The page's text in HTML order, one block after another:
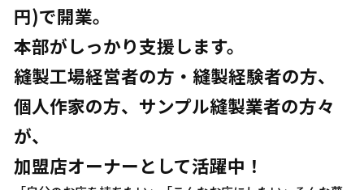
円)で開業。
本部がしっかり支援します。
縫製工場経営者の方・縫製経験者の方、
個人作家の方、サンプル縫製業者の方々
が、
加盟店オーナーとして活躍中！